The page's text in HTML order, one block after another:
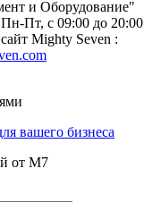
и Оборудование"
Пт, с 09:00 до 20:00
Mighty Seven :
вашего бизнеса
от M7